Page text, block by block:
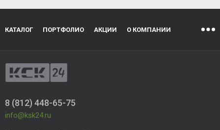
КАТАЛОГ ПОРТФОЛИО АКЦИИ О КОМПАНИИ
8 (812) 448-65-75
info@ksk24.ru